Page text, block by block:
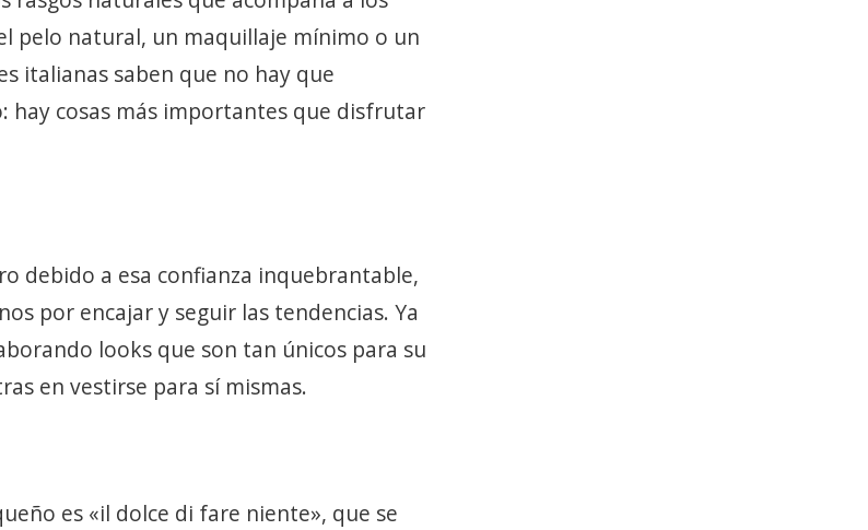
pelo natural, un maquillaje mínimo o un
italianas saben que no hay que
hay cosas más importantes que disfrutar
debido a esa confianza inquebrantable,
por encajar y seguir las tendencias. Ya
looks que son tan únicos para su
en vestirse para sí mismas.
es «il dolce di fare niente», que se